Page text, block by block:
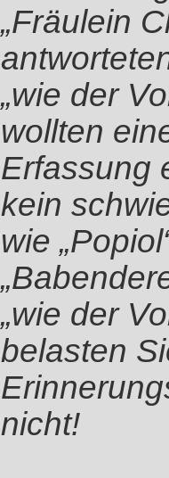
„Fräulein
„wie der
wollten
Erfassung
kein
wie
„wie der
belasten
nicht!